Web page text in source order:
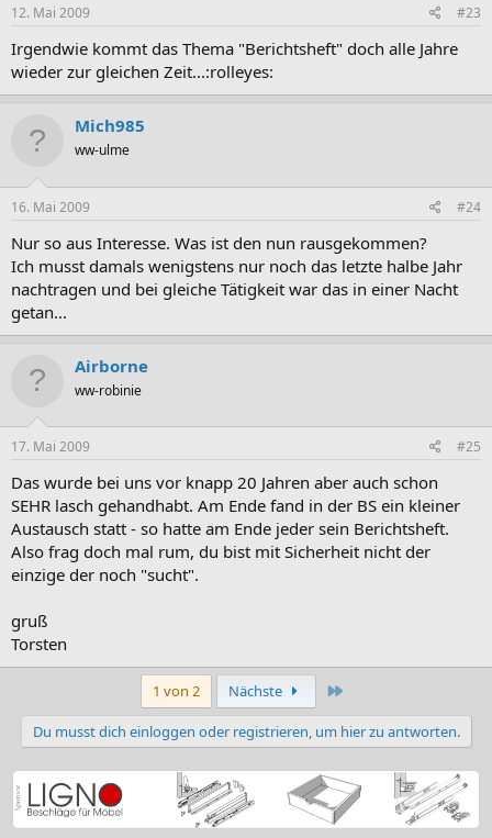
12. Mai 2009 #23
Irgendwie kommt das Thema "Berichtsheft" doch alle Jahre
wieder zur gleichen Zeit...:rolleyes:
Mich985
ww-ulme
16. Mai 2009 #24
Nur so aus Interesse. Was ist den nun rausgekommen?
Ich musst damals wenigstens nur noch das letzte halbe Jahr
nachtragen und bei gleiche Tätigkeit war das in einer Nacht
getan...
Airborne
ww-robinie
17. Mai 2009 #25
Das wurde bei uns vor knapp 20 Jahren aber auch schon
SEHR lasch gehandhabt. Am Ende fand in der BS ein kleiner
Austausch statt - so hatte am Ende jeder sein Berichtsheft.
Also frag doch mal rum, du bist mit Sicherheit nicht der
einzige der noch "sucht".
gruß
Torsten
1 von 2 Nächste
Du musst dich einloggen oder registrieren, um hier zu antworten.